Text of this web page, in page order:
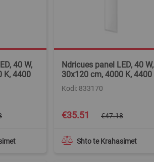
40 W,
K, 4400
Ndricues panel LED, 40 W,
30x120 cm, 4000 K, 4400
Kodi: 833170
Shto te Krahasimet
Special
Price
€35.51 €47.18